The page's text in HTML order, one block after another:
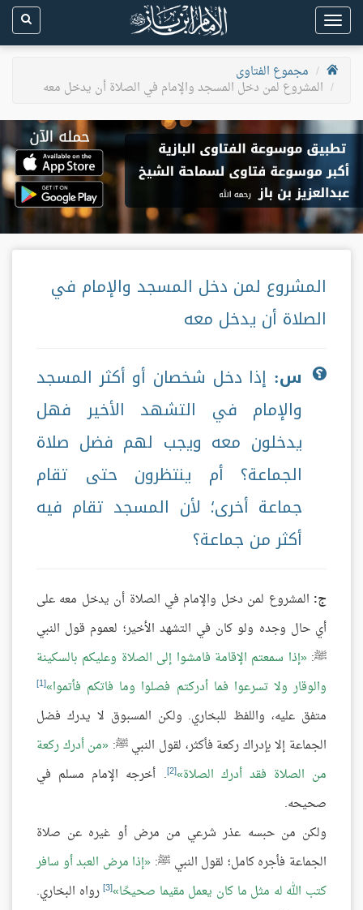
Toggle
navigation
مجموع الفتاوى
المشروع لمن دخل المسجد والإمام في الصلاة أن يدخل معه
المشروع لمن دخل المسجد والإمام في
الصلاة أن يدخل معه
س: إذا دخل شخصان أو أكثر المسجد
والإمام في التشهد الأخير فهل
يدخلون معه ويجب لهم فضل صلاة
الجماعة؟ أم ينتظرون حتى تقام
جماعة أخرى؛ لأن المسجد تقام فيه
أكثر من جماعة؟
ج: المشروع لمن دخل والإمام في الصلاة أن يدخل معه على
أي حال وجده ولو كان في التشهد الأخير؛ لعموم قول النبي
ﷺ: إذا سمعتم الإقامة فامشوا إلى الصلاة وعليكم بالسكينة
والوقار ولا تسرعوا فما أدركتم فصلوا وما فاتكم فأتموا [1]
متفق عليه، واللفظ للبخاري. ولكن المسبوق لا يدرك فضل
الجماعة إلا بإدراك ركعة فأكثر، لقول النبي ﷺ: من أدرك ركعة
من الصلاة فقد أدرك الصلاة [2] . أخرجه الإمام مسلم في
صحيحه.
ولكن من حبسه عذر شرعي من مرض أو غيره عن صلاة
الجماعة فأجره كامل؛ لقول النبي ﷺ: إذا مرض العبد أو سافر
كتب الله له مثل ما كان يعمل مقيما صحيحًا [3] رواه البخاري.